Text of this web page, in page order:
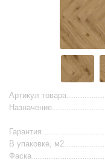
Артикул товара
Назначение
Гарантия
В упаковке, м2
Фаска